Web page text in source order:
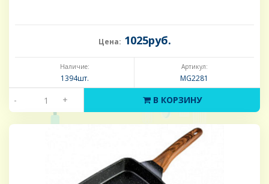
Цена: 1025руб.
Наличие:
1394шт.
Артикул:
MG2281
- + В КОРЗИНУ